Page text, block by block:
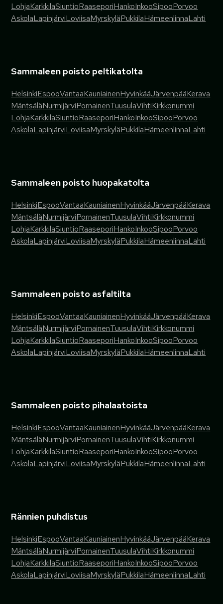
LohjaKarkkilaSiuntioRaaseporiHankoInkooSipooPorvoo
AskolaLapinjärviLoviisaMyrskyläPukkilaHämeenlinnaLahti
Sammaleen poisto peltikatolta
HelsinkiEspooVantaaKauniainenHyvinkääJärvenpääKerava
MäntsäläNurmijärviPornainenTuusulaVihtiKirkkonummi
LohjaKarkkilaSiuntioRaaseporiHankoInkooSipooPorvoo
AskolaLapinjärviLoviisaMyrskyläPukkilaHämeenlinnaLahti
Sammaleen poisto huopakatolta
HelsinkiEspooVantaaKauniainenHyvinkääJärvenpääKerava
MäntsäläNurmijärviPornainenTuusulaVihtiKirkkonummi
LohjaKarkkilaSiuntioRaaseporiHankoInkooSipooPorvoo
AskolaLapinjärviLoviisaMyrskyläPukkilaHämeenlinnaLahti
Sammaleen poisto asfaltilta
HelsinkiEspooVantaaKauniainenHyvinkääJärvenpääKerava
MäntsäläNurmijärviPornainenTuusulaVihtiKirkkonummi
LohjaKarkkilaSiuntioRaaseporiHankoInkooSipooPorvoo
AskolaLapinjärviLoviisaMyrskyläPukkilaHämeenlinnaLahti
Sammaleen poisto pihalaatoista
HelsinkiEspooVantaaKauniainenHyvinkääJärvenpääKerava
MäntsäläNurmijärviPornainenTuusulaVihtiKirkkonummi
LohjaKarkkilaSiuntioRaaseporiHankoInkooSipooPorvoo
AskolaLapinjärviLoviisaMyrskyläPukkilaHämeenlinnaLahti
Rännien puhdistus
HelsinkiEspooVantaaKauniainenHyvinkääJärvenpääKerava
MäntsäläNurmijärviPornainenTuusulaVihtiKirkkonummi
LohjaKarkkilaSiuntioRaaseporiHankoInkooSipooPorvoo
AskolaLapinjärviLoviisaMyrskyläPukkilaHämeenlinnaLahti